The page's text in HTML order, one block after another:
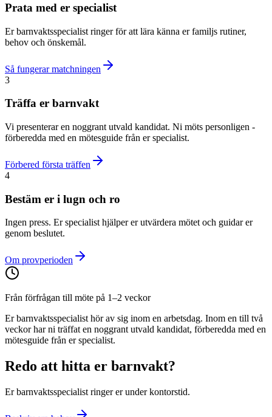
Prata med er specialist
Er barnvaktsspecialist ringer för att lära känna er familjs rutiner,
behov och önskemål.
Så fungerar matchningen
3
Träffa er barnvakt
Vi presenterar en noggrant utvald kandidat. Ni möts personligen -
förberedda med en mötesguide från er specialist.
Förbered första träffen
4
Bestäm er i lugn och ro
Ingen press. Er specialist hjälper er utvärdera mötet och guidar er
genom beslutet.
Om provperioden
Från förfrågan till möte på 1–2 veckor
Er barnvaktsspecialist hör av sig inom en arbetsdag. Inom en till två
veckor har ni träffat en noggrant utvald kandidat, förberedda med en
mötesguide från er specialist.
Redo att hitta er barnvakt?
Er barnvaktsspecialist ringer er under kontorstid.